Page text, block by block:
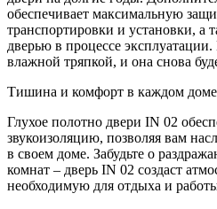
обеспечивает максимальную
транспортировки и установки, а
дверью в процессе
влажной тряпкой, и она снова
Тишина и комфорт в каждом
Глухое полотно двери IN 02
звукоизоляцию, позволяя вам
в своем доме. Забудьте о
комнат – дверь IN 02 создаст
необходимую для отдыха и